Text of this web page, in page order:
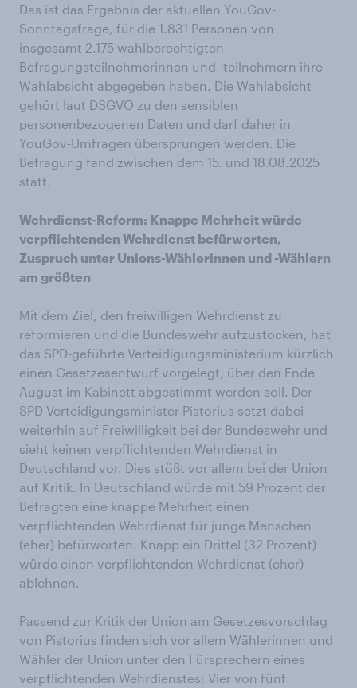
Das ist das Ergebnis der aktuellen YouGov-
Sonntagsfrage, für die 1.831 Personen von
insgesamt 2.175 wahlberechtigten
Befragungsteilnehmerinnen und -teilnehmern ihre
Wahlabsicht abgegeben haben. Die Wahlabsicht
gehört laut DSGVO zu den sensiblen
personenbezogenen Daten und darf daher in
YouGov-Umfragen übersprungen werden. Die
Befragung fand zwischen dem 15. und 18.08.2025
statt.
Wehrdienst-Reform: Knappe Mehrheit würde
verpflichtenden Wehrdienst befürworten,
Zuspruch unter Unions-Wählerinnen und -Wählern
am größten
Mit dem Ziel, den freiwilligen Wehrdienst zu
reformieren und die Bundeswehr aufzustocken, hat
das SPD-geführte Verteidigungsministerium kürzlich
einen Gesetzesentwurf vorgelegt, über den Ende
August im Kabinett abgestimmt werden soll. Der
SPD-Verteidigungsminister Pistorius setzt dabei
weiterhin auf Freiwilligkeit bei der Bundeswehr und
sieht keinen verpflichtenden Wehrdienst in
Deutschland vor. Dies stößt vor allem bei der Union
auf Kritik. In Deutschland würde mit 59 Prozent der
Befragten eine knappe Mehrheit einen
verpflichtenden Wehrdienst für junge Menschen
(eher) befürworten. Knapp ein Drittel (32 Prozent)
würde einen verpflichtenden Wehrdienst (eher)
ablehnen.
Passend zur Kritik der Union am Gesetzesvorschlag
von Pistorius finden sich vor allem Wählerinnen und
Wähler der Union unter den Fürsprechern eines
verpflichtenden Wehrdienstes: Vier von fünf